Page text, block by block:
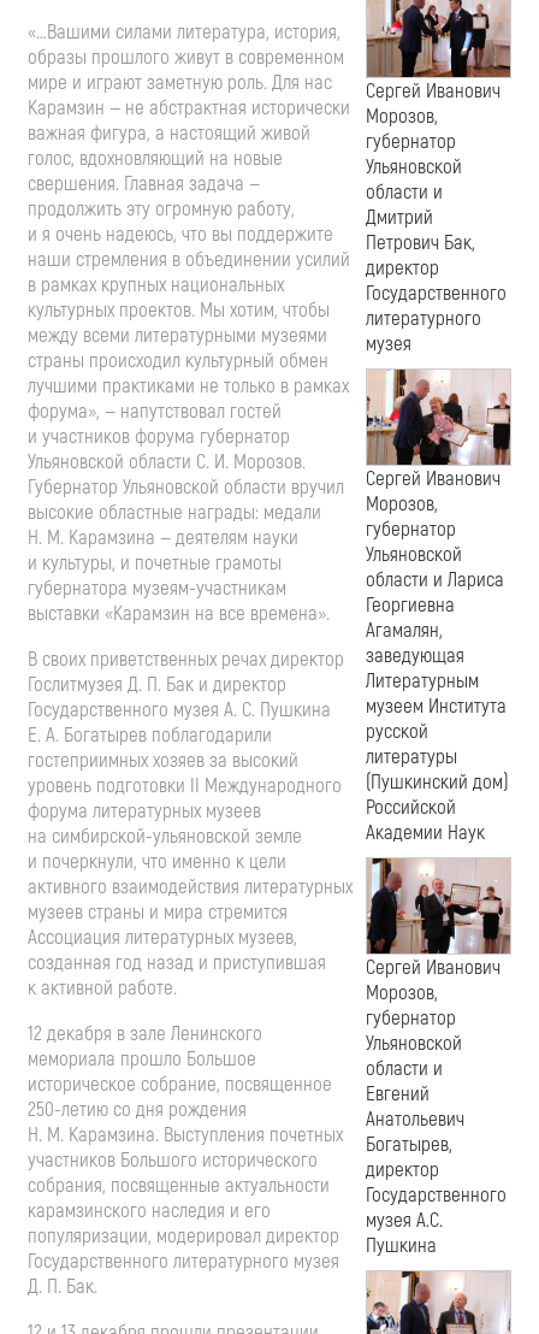
Сергей Иванович
Морозов,
губернатор
Ульяновской
области и
Дмитрий
Петрович Бак,
директор
Государственного
литературного
музея
Сергей Иванович
Морозов,
губернатор
Ульяновской
области и Лариса
Георгиевна
Агамалян,
заведующая
Литературным
музеем Института
русской
литературы
(Пушкинский дом)
Российской
Академии Наук
Сергей Иванович
Морозов,
губернатор
Ульяновской
области и
Евгений
Анатольевич
Богатырев,
директор
Государственного
музея А.С.
Пушкина
«…Вашими силами литература, история,
образы прошлого живут в современном
мире и играют заметную роль. Для нас
Карамзин — не абстрактная исторически
важная фигура, а настоящий живой
голос, вдохновляющий на новые
свершения. Главная задача —
продолжить эту огромную работу,
и я очень надеюсь, что вы поддержите
наши стремления в объединении усилий
в рамках крупных национальных
культурных проектов. Мы хотим, чтобы
между всеми литературными музеями
страны происходил культурный обмен
лучшими практиками не только в рамках
форума», — напутствовал гостей
и участников форума губернатор
Ульяновской области С. И. Морозов.
Губернатор Ульяновской области вручил
высокие областные награды: медали
Н. М. Карамзина — деятелям науки
и культуры, и почетные грамоты
губернатора музеям-участникам
выставки «Карамзин на все времена».
В своих приветственных речах директор
Гослитмузея Д. П. Бак и директор
Государственного музея А. С. Пушкина
Е. А. Богатырев поблагодарили
гостеприимных хозяев за высокий
уровень подготовки II Международного
форума литературных музеев
на симбирской-ульяновской земле
и почеркнули, что именно к цели
активного взаимодействия литературных
музеев страны и мира стремится
Ассоциация литературных музеев,
созданная год назад и приступившая
к активной работе.
12 декабря в зале Ленинского
мемориала прошло Большое
историческое собрание, посвященное
250-летию со дня рождения
Н. М. Карамзина. Выступления почетных
участников Большого исторического
собрания, посвященные актуальности
карамзинского наследия и его
популяризации, модерировал директор
Государственного литературного музея
Д. П. Бак.